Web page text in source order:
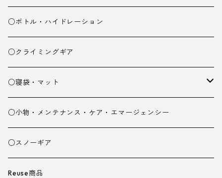
ミドルレイヤー
ベースレイヤー
パンツ
グローブ
スパッツ・ゲイター
衣類小物
○ボトル・ハイドレーション
○クライミングギア
○寝袋・マット
寝袋
マット
寝具小物
○小物・メンテナンス・ケア・エマージェンシー
○スノーギア
Reuse商品